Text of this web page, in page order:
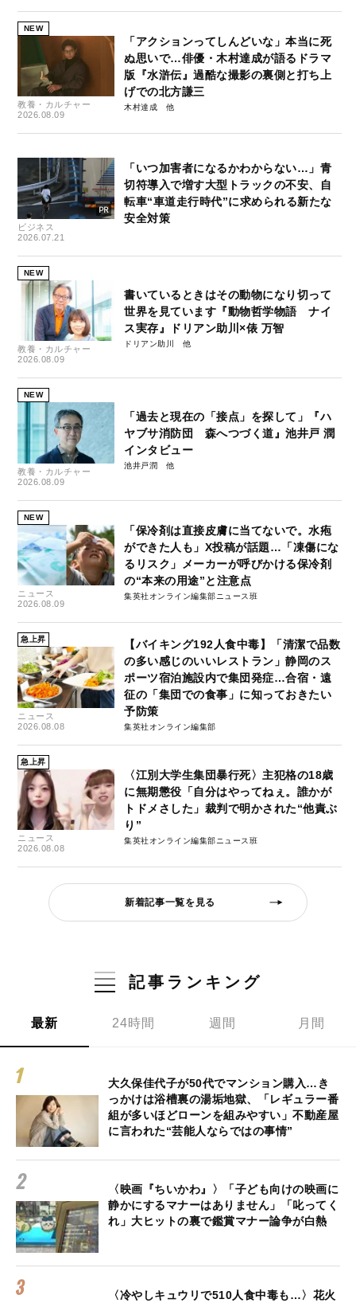
NEW
教養・カルチャー
2026.08.09
「アクションってしんどいな」本当に死
ぬ思いで…俳優・木村達成が語るドラマ
版『水滸伝』過酷な撮影の裏側と打ち上
げでの北方謙三
木村達成
ビジネス
2026.07.21
「いつ加害者になるかわからない…」青
切符導入で増す大型トラックの不安、自
転車“車道走行時代”に求められる新たな
安全対策
NEW
教養・カルチャー
2026.08.09
書いているときはその動物になり切って
世界を見ています『動物哲学物語 ナイ
ス実存』ドリアン助川×俵 万智
ドリアン助川
NEW
教養・カルチャー
2026.08.09
「過去と現在の「接点」を探して」『ハ
ヤブサ消防団 森へつづく道』池井戸 潤
インタビュー
池井戸潤
NEW
ニュース
2026.08.09
「保冷剤は直接皮膚に当てないで。水疱
ができた人も」X投稿が話題…「凍傷にな
るリスク」メーカーが呼びかける保冷剤
の“本来の用途”と注意点
集英社オンライン編集部ニュース班
急上昇
ニュース
2026.08.08
【バイキング192人食中毒】「清潔で品数
の多い感じのいいレストラン」静岡のス
ポーツ宿泊施設内で集団発症…合宿・遠
征の「集団での食事」に知っておきたい
予防策
集英社オンライン編集部
急上昇
ニュース
2026.08.08
〈江別大学生集団暴行死〉主犯格の18歳
に無期懲役「自分はやってねぇ。誰かが
トドメさした」裁判で明かされた“他責ぶ
り”
集英社オンライン編集部ニュース班
新着記事一覧を見る
記事ランキング
最新 24時間 週間 月間
大久保佳代子が50代でマンション購入…き
っかけは浴槽裏の湯垢地獄、「レギュラー番
組が多いほどローンを組みやすい」不動産屋
に言われた“芸能人ならではの事情”
〈映画『ちいかわ』〉「子ども向けの映画に
静かにするマナーはありません」「叱ってく
れ」大ヒットの裏で鑑賞マナー論争が白熱
〈冷やしキュウリで510人食中毒も…〉花火